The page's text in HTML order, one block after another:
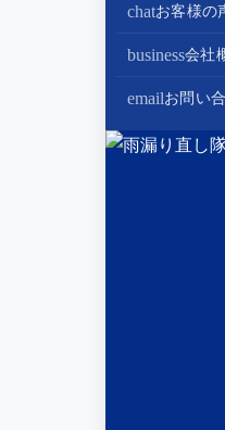
chatお客様の
business会社
会社案内
スタッフ紹介
emailお問い